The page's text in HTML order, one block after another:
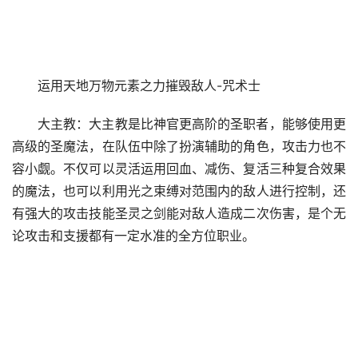
运用天地万物元素之力摧毁敌人-咒术士
大主教：大主教是比神官更高阶的圣职者，能够使用更
高级的圣魔法，在队伍中除了扮演辅助的角色，攻击力也不
容小觑。不仅可以灵活运用回血、减伤、复活三种复合效果
的魔法，也可以利用光之束缚对范围内的敌人进行控制，还
有强大的攻击技能圣灵之剑能对敌人造成二次伤害，是个无
论攻击和支援都有一定水准的全方位职业。